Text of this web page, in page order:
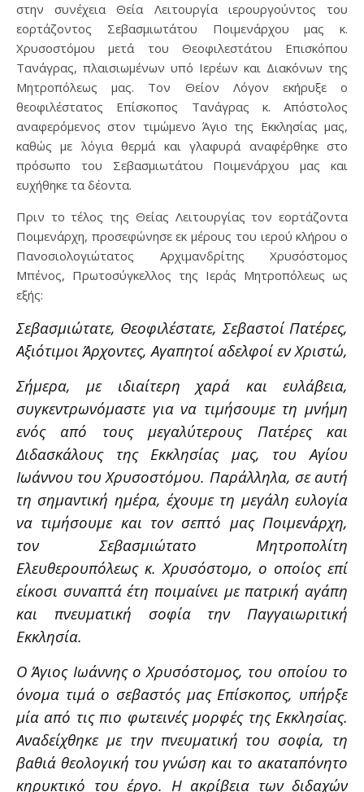
στην συνέχεια Θεία Λειτουργία ιερουργούντος του
εορτάζοντος Σεβασμιωτάτου Ποιμενάρχου μας κ.
Χρυσοστόμου μετά του Θεοφιλεστάτου Επισκόπου
Τανάγρας, πλαισιωμένων υπό Ιερέων και Διακόνων της
Μητροπόλεως μας. Τον Θείον Λόγον εκήρυξε ο
θεοφιλέστατος Επίσκοπος Τανάγρας κ. Απόστολος
αναφερόμενος στον τιμώμενο Άγιο της Εκκλησίας μας,
καθώς με λόγια θερμά και γλαφυρά αναφέρθηκε στο
πρόσωπο του Σεβασμιωτάτου Ποιμενάρχου μας και
ευχήθηκε τα δέοντα.
Πριν το τέλος της Θείας Λειτουργίας τον εορτάζοντα
Ποιμενάρχη, προσεφώνησε εκ μέρους του ιερού κλήρου ο
Πανοσιολογιώτατος Αρχιμανδρίτης Χρυσόστομος
Μπένος, Πρωτοσύγκελλος της Ιεράς Μητροπόλεως ως
εξής:
Σεβασμιώτατε, Θεοφιλέστατε, Σεβαστοί Πατέρες,
Αξιότιμοι Άρχοντες, Αγαπητοί αδελφοί εν Χριστώ,
Σήμερα, με ιδιαίτερη χαρά και ευλάβεια,
συγκεντρωνόμαστε για να τιμήσουμε τη μνήμη
ενός από τους μεγαλύτερους Πατέρες και
Διδασκάλους της Εκκλησίας μας, του Αγίου
Ιωάννου του Χρυσοστόμου. Παράλληλα, σε αυτή
τη σημαντική ημέρα, έχουμε τη μεγάλη ευλογία
να τιμήσουμε και τον σεπτό μας Ποιμενάρχη,
τον Σεβασμιώτατο Μητροπολίτη
Ελευθερουπόλεως κ. Χρυσόστομο, ο οποίος επί
είκοσι συναπτά έτη ποιμαίνει με πατρική αγάπη
και πνευματική σοφία την Παγγαιωριτική
Εκκλησία.
Ο Άγιος Ιωάννης ο Χρυσόστομος, του οποίου το
όνομα τιμά ο σεβαστός μας Επίσκοπος, υπήρξε
μία από τις πιο φωτεινές μορφές της Εκκλησίας.
Αναδείχθηκε με την πνευματική του σοφία, τη
βαθιά θεολογική του γνώση και το ακαταπόνητο
κηρυκτικό του έργο. Η ακρίβεια των διδαχών